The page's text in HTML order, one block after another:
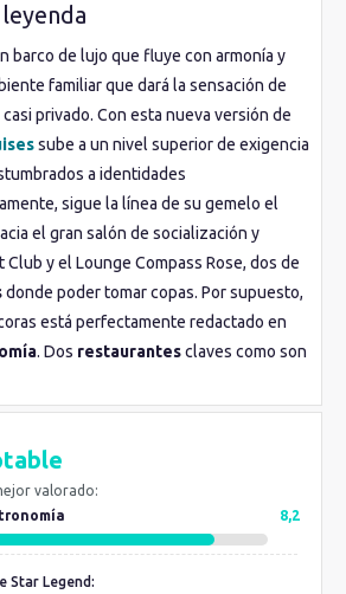
barco de lujo que fluye con armonía y
familiar que dará la sensación de
casi privado. Con esta nueva versión de
sube a un nivel superior de exigencia
a identidades
sigue la línea de su gemelo el
el gran salón de socialización y
Club y el Lounge Compass Rose, dos de
donde poder tomar copas. Por supuesto,
está perfectamente redactado en
. Dos restaurantesclaves como son
nocturnas al aire libre. Para el
producciones y buscan un
pasajeros. Si hay un día de
suele ofrecer la posibilidad de visitar el
las cartas de navegación.
valorado:
8,2
Star Legend: